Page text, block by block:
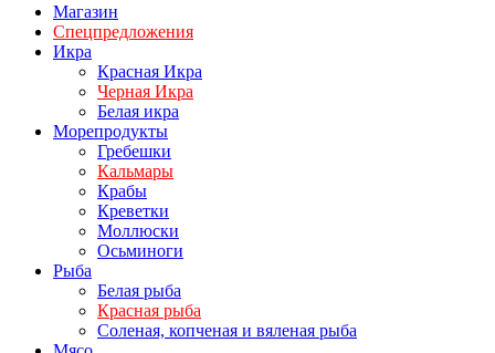
Магазин
Спецпредложения
Икра
Красная Икра
Черная Икра
Белая икра
Морепродукты
Гребешки
Кальмары
Крабы
Креветки
Моллюски
Осьминоги
Рыба
Белая рыба
Красная рыба
Соленая, копченая и вяленая рыба